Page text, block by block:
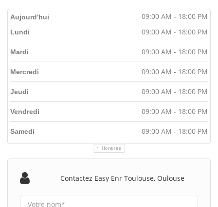
Aujourd'hui 09:00 AM - 18:00 PM
Horaires
Lundi 09:00 AM - 18:00 PM
Mardi 09:00 AM - 18:00 PM
Mercredi 09:00 AM - 18:00 PM
Jeudi 09:00 AM - 18:00 PM
Vendredi 09:00 AM - 18:00 PM
Samedi 09:00 AM - 18:00 PM
Contactez Easy Enr Toulouse, Oulouse